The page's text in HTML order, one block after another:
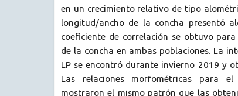
en un crecimiento relativo de tipo
longitud/ancho de la concha presentó
coeficiente de correlación se obtuvo
de la concha en ambas poblaciones. La
LP se encontró durante invierno 2019 y
Las relaciones morfométricas para
mostraron el mismo patrón que las